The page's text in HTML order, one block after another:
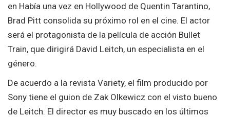
en Había una vez en Hollywood de Quentin Tarantino,
Brad Pitt consolida su próximo rol en el cine. El actor
será el protagonista de la película de acción Bullet
Train, que dirigirá David Leitch, un especialista en el
género.
De acuerdo a la revista Variety, el film producido por
Sony tiene el guion de Zak Olkewicz con el visto bueno
de Leitch. El director es muy buscado en los últimos